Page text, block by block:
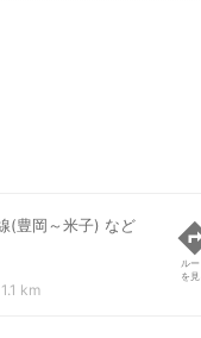
(豊岡～米子) など
km
ルー
を見